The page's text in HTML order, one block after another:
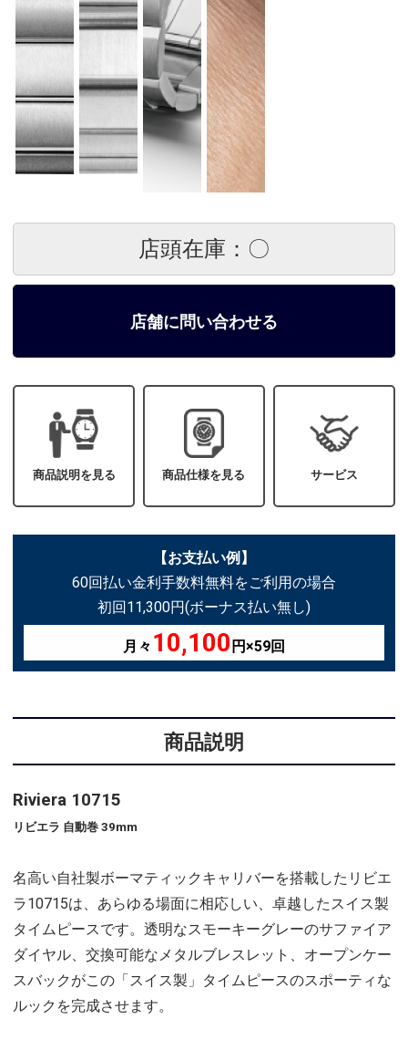
店頭在庫：〇
店舗に問い合わせる
商品説明を見る 商品仕様を見る サービス
【お支払い例】
60回払い金利手数料無料をご利用の場合
初回11,300円(ボーナス払い無し)
月々 10,100 円×59回
商品説明
Riviera 10715
リビエラ 自動巻 39mm
名高い自社製ボーマティックキャリバーを搭載したリビエ
ラ10715は、あらゆる場面に相応しい、卓越したスイス製
タイムピースです。透明なスモーキーグレーのサファイア
ダイヤル、交換可能なメタルブレスレット、オープンケー
スバックがこの「スイス製」タイムピースのスポーティな
ルックを完成させます。